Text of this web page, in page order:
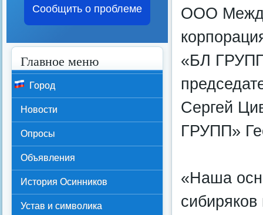
ООО
«БЛ
Сергей
ГРУПП»
«Наша
Сообщить о проблеме
Главное меню
Город
Новости
Опросы
Объявления
История Осинников
Устав и символика